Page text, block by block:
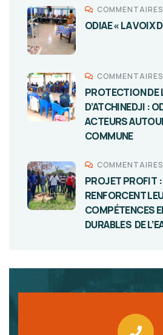
COMMENTAIRES
ODIAE « LA VOIX
COMMENTAIRES
PROTECTION DE
D’ATCHINEDJI :
ACTEURS
COMMUNE
COMMENTAIRES
PROJET PROFIT
RENFORCENT
COMPÉTENCES
DURABLES DE